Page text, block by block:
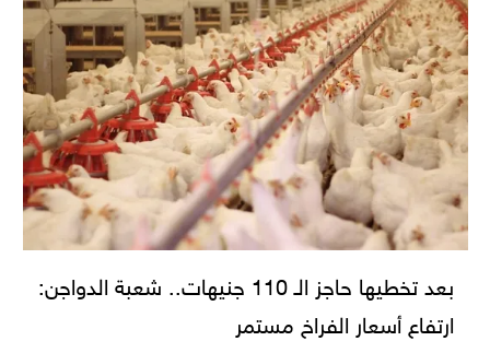
بعد تخطيها حاجز الـ 110 جنيهات.. شعبة الدواجن:
ارتفاع أسعار الفراخ مستمر